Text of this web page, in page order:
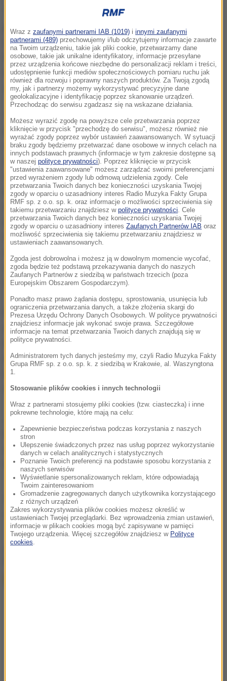
Trudności z opracowaniem systemu pobierania
pierwszej takiej w Wenecji opłaty turystycznej
spowodowały opóźnienie jego inauguracji.
Wysokość należności zależeć będzie od terminu
wjazdu i tego, czy przypadnie w dniach szczytu
sezonu.
płacenia za wjazd czy wpłynięcie do historycznego
centrum miasta i na wyspy laguny ograniczy
zjawisko, które jest w Wenecji prawdziwym
utrapieniem, czyli masowy napływ turystów,
przyjeżdżających tam tylko na kilka godzin. To ten
rodzaj turystyki powoduje największy tłok, który
przekracza możliwości miasta. Dlatego
rozwiązaniem ma być konieczność wniesienia
samochodem lub pociągiem bądź wpływa statkiem
wycieczkowym.
Na mocy rozporządzenia przegłosowanego przez
radnych, pieniądze te trafiać będą do kasy zarządu
miejskiego. Wcześniej magistrat informował, że
uzyskane w ten sposób wpływy przeznaczy na
utrzymanie i sprzątanie miasta, odwiedzanego
rocznie przez ponad 20 milionów osób.
Jak zapowiedziano, system poboru opłat będzie
testowany na początku przyszłego roku. Potem
zostanie rozwinięty, przede wszystkim jeśli chodzi o
transakcje przy pomocy kart płatniczych.
Źródło: PAP
Tagi:WłochyWenecja
Wraz z zaufanymi partnerami IAB (1019) i innymi zaufanymi
partnerami (489) przechowujemy i/lub odczytujemy informacje zawarte
na Twoim urządzeniu, takie jak pliki cookie, przetwarzamy dane
osobowe, takie jak unikalne identyfikatory, informacje przesyłane
przez urządzenia końcowe niezbędne do personalizacji reklam i treści,
udostępnienie funkcji mediów społecznościowych pomiaru ruchu jak
również dla rozwoju i poprawny naszych produktów. Za Twoją zgodą
my, jak i partnerzy możemy wykorzystywać precyzyjne dane
geolokalizacyjne i identyfikację poprzez skanowanie urządzeń.
Przechodząc do serwisu zgadzasz się na wskazane działania.
Możesz wyrazić zgodę na powyższe cele przetwarzania poprzez
kliknięcie w przycisk "przechodzę do serwisu", możesz również nie
wyrażać zgody poprzez wybór ustawień zaawansowanych. W sytuacji
braku zgody będziemy przetwarzać dane osobowe w innych celach na
innych podstawach prawnych (informacje w tym zakresie dostępne są
w naszej polityce prywatności). Poprzez kliknięcie w przycisk
"ustawienia zaawansowane" możesz zarządzać swoimi preferencjami
przed wyrażeniem zgody lub odmową udzielenia zgody. Cele
przetwarzania Twoich danych bez konieczności uzyskania Twojej
zgody w oparciu o uzasadniony interes Radio Muzyka Fakty Grupa
RMF sp. z o.o. sp. k. oraz informacje o możliwości sprzeciwienia się
takiemu przetwarzaniu znajdziesz w polityce prywatności. Cele
przetwarzania Twoich danych bez konieczności uzyskania Twojej
zgody w oparciu o uzasadniony interes Zaufanych Partnerów IAB oraz
możliwość sprzeciwienia się takiemu przetwarzaniu znajdziesz w
ustawieniach zaawansowanych.
Zgoda jest dobrowolna i możesz ją w dowolnym momencie wycofać,
zgoda będzie też podstawą przekazywania danych do naszych
Zaufanych Partnerów z siedzibą w państwach trzecich (poza
Europejskim Obszarem Gospodarczym).
Ponadto masz prawo żądania dostępu, sprostowania, usunięcia lub
ograniczenia przetwarzania danych, a także złożenia skargi do
Prezesa Urzędu Ochrony Danych Osobowych. W polityce prywatności
znajdziesz informacje jak wykonać swoje prawa. Szczegółowe
informacje na temat przetwarzania Twoich danych znajdują się w
polityce prywatności.
Administratorem tych danych jesteśmy my, czyli Radio Muzyka Fakty
Grupa RMF sp. z o.o. sp. k. z siedzibą w Krakowie, al. Waszyngtona
1.
Stosowanie plików cookies i innych technologii
Wraz z partnerami stosujemy pliki cookies (tzw. ciasteczka) i inne
pokrewne technologie, które mają na celu:
Zapewnienie bezpieczeństwa podczas korzystania z naszych
stron
Ulepszenie świadczonych przez nas usług poprzez wykorzystanie
danych w celach analitycznych i statystycznych
Poznanie Twoich preferencji na podstawie sposobu korzystania z
naszych serwisów
Wyświetlanie spersonalizowanych reklam, które odpowiadają
Twoim zainteresowaniom
Gromadzenie zagregowanych danych użytkownika korzystającego
z różnych urządzeń
Zakres wykorzystywania plików cookies możesz określić w
ustawieniach Twojej przeglądarki. Bez wprowadzenia zmian ustawień,
informacje w plikach cookies mogą być zapisywane w pamięci
Twojego urządzenia. Więcej szczegółów znajdziesz w Polityce
cookies.